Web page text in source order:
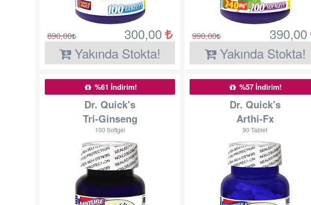
890,00
300,00
Yakında Stokta!
990,00
390,00
Yakında Stokta!
%61 İndirim!
Dr. Quick's
Tri-Ginseng
100 Softgel
%57 İndirim!
Dr. Quick's
Arthi-Fx
90 Tablet